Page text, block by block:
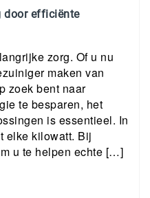
door efficiënte
zorg. Of u nu
maken van
zoek bent naar
te besparen, het
is essentieel. In
elke kilowatt. Bij
u te helpen echte […]